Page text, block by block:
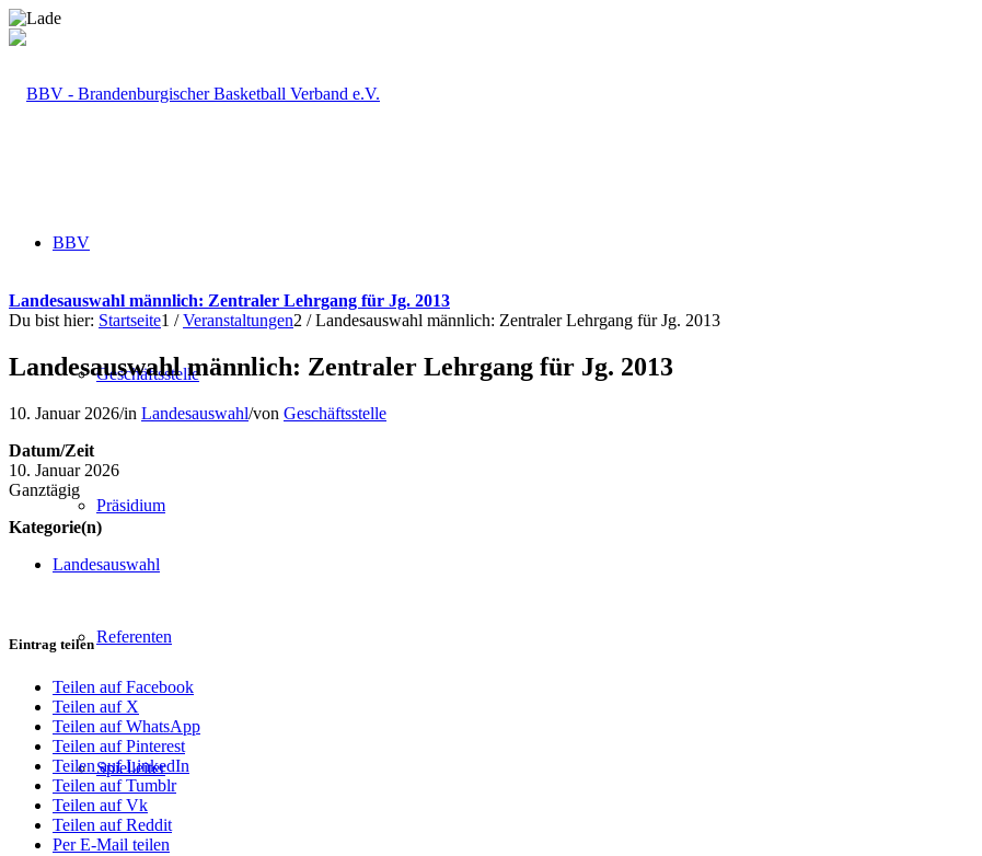
BBV
Geschäftsstelle
Präsidium
Referenten
Spielleiter
Landesauswahl männlich: Zentraler Lehrgang für Jg. 2013
Du bist hier: Startseite1 / Veranstaltungen2 / Landesauswahl männlich: Zentraler Lehrgang für Jg. 2013
Landesauswahl männlich: Zentraler Lehrgang für Jg. 2013
10. Januar 2026/in Landesauswahl/von Geschäftsstelle
Datum/Zeit
10. Januar 2026
Ganztägig
Kategorie(n)
Landesauswahl
Eintrag teilen
Teilen auf Facebook
Teilen auf X
Teilen auf WhatsApp
Teilen auf Pinterest
Teilen auf LinkedIn
Teilen auf Tumblr
Teilen auf Vk
Teilen auf Reddit
Per E-Mail teilen